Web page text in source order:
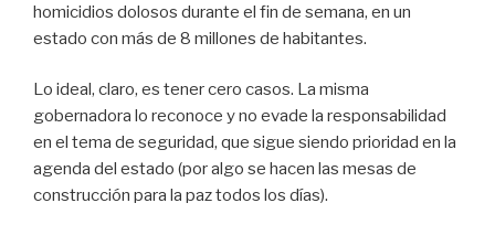
homicidios dolosos durante el fin de semana, en un
estado con más de 8 millones de habitantes.
Lo ideal, claro, es tener cero casos. La misma
gobernadora lo reconoce y no evade la responsabilidad
en el tema de seguridad, que sigue siendo prioridad en la
agenda del estado (por algo se hacen las mesas de
construcción para la paz todos los días).